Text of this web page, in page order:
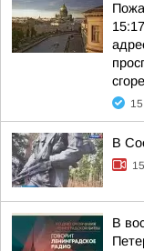
В
В